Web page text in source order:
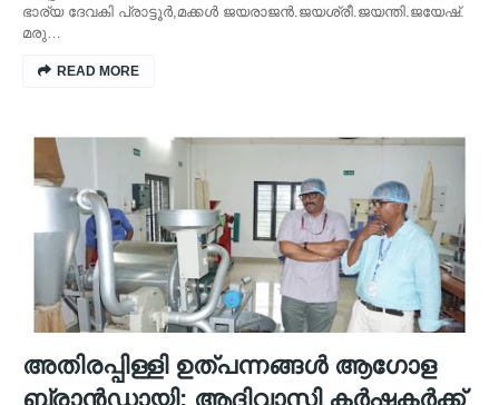
ഭാര്യ ദേവകി പ്രാട്ടൂർ,മക്കൾ ജയരാജൻ.ജയശ്രീ.ജയന്തി.ജയേഷ്.
മരു…
READ MORE
അതിരപ്പിള്ളി ഉത്പന്നങ്ങൾ ആഗോള
ബ്രാൻഡായി; ആദിവാസി കർഷകർക്ക്